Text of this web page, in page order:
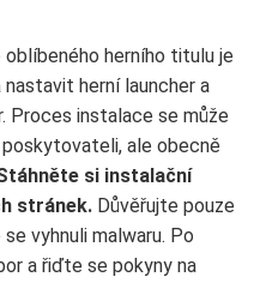
herního titulu je
herní launcher a
Proces instalace se může
ale obecně
si instalační
stránek. Důvěřujte pouze
vyhnuli malwaru. Po
a řiďte se pokyny na